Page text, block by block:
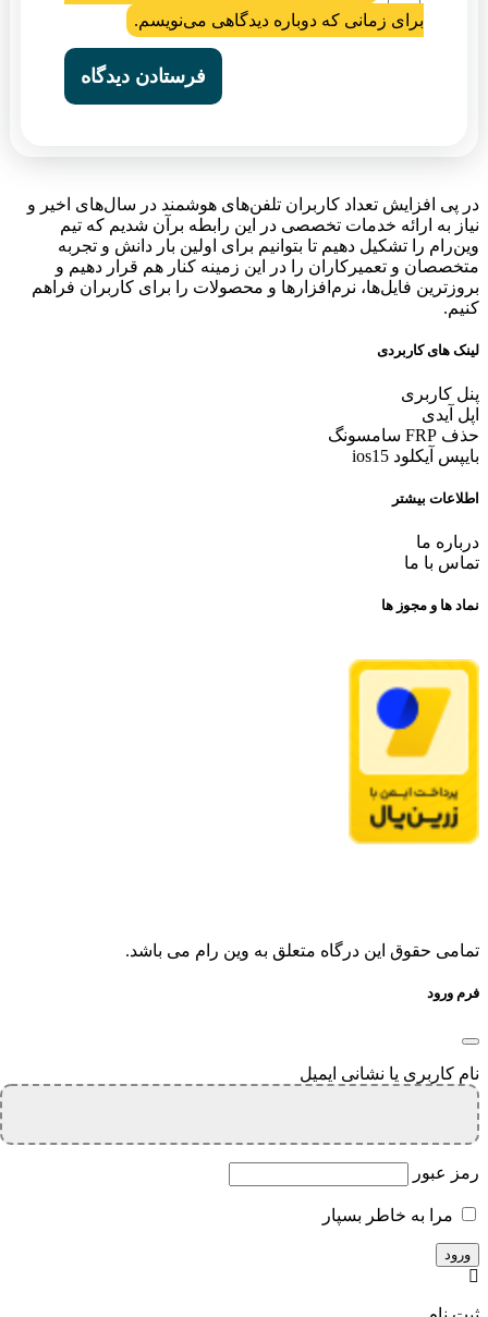
برای زمانی که دوباره دیدگاهی می‌نویسم.
در پی افزایش تعداد کاربران تلفن‌های هوشمند در سال‌های اخیر و
نیاز به ارائه خدمات تخصصی در این رابطه برآن شدیم که تیم
وین‌رام را تشکیل دهیم تا بتوانیم برای اولین بار دانش و تجربه
متخصصان و تعمیرکاران را در این زمینه کنار هم قرار دهیم و
بروزترین فایل‌ها، نرم‌افزارها و محصولات را برای کاربران فراهم
کنیم.
لینک های کاربردی
پنل کاربری
اپل آیدی
حذف FRP سامسونگ
بایپس آیکلود ios15
اطلاعات بیشتر
درباره ما
تماس با ما
نماد ها و مجوز ها
تمامی حقوق این درگاه متعلق به وین رام می باشد.
فرم ورود
نام کاربری یا نشانی ایمیل
رمز عبور
مرا به خاطر بسپار